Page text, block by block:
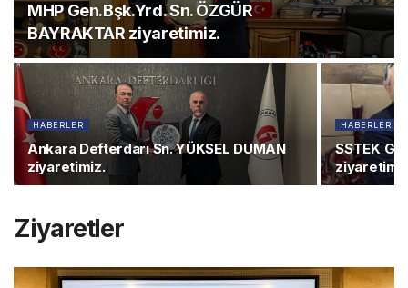
MHP Gen.Bşk.Yrd. Sn. ÖZGÜR
BAYRAKTAR ziyaretimiz.
HABERLER
Ankara Defterdarı Sn. YÜKSEL DUMAN
ziyaretimiz.
HABERLER
SSTEK
Ziyaretler